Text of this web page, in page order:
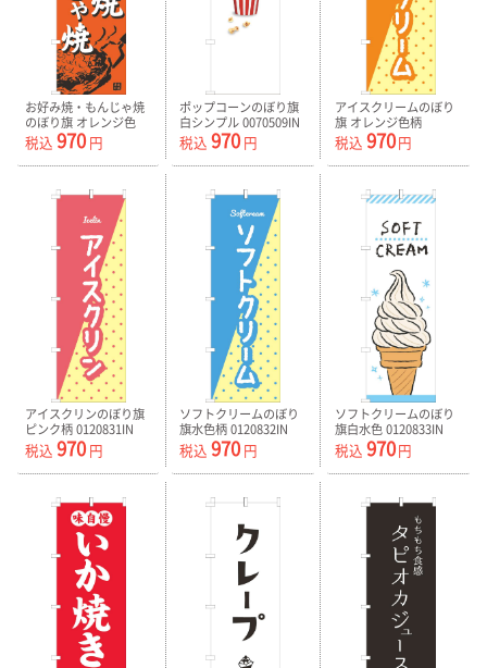
お好み焼・もんじゃ焼
のぼり旗 オレンジ色
0070479IN
税込 970 円
ポップコーンのぼり旗
白シンプル 0070509IN
税込 970円
アイスクリームのぼり
旗 オレンジ色柄
0120830IN
税込 970円
アイスクリンのぼり旗
ピンク柄 0120831IN
税込 970 円
ソフトクリームのぼり
旗水色柄 0120832IN
税込 970円
ソフトクリームのぼり
旗白水色 0120833IN
税込 970円